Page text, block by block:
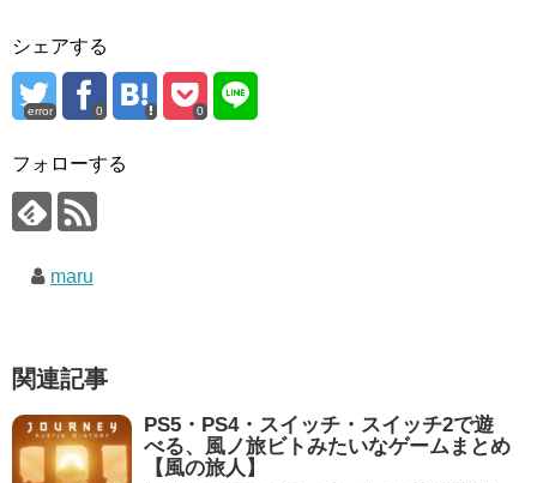
シェアする
error 0 0
フォローする
maru
関連記事
PS5・PS4・スイッチ・スイッチ2で遊
べる、風ノ旅ビトみたいなゲームまとめ
【風の旅人】